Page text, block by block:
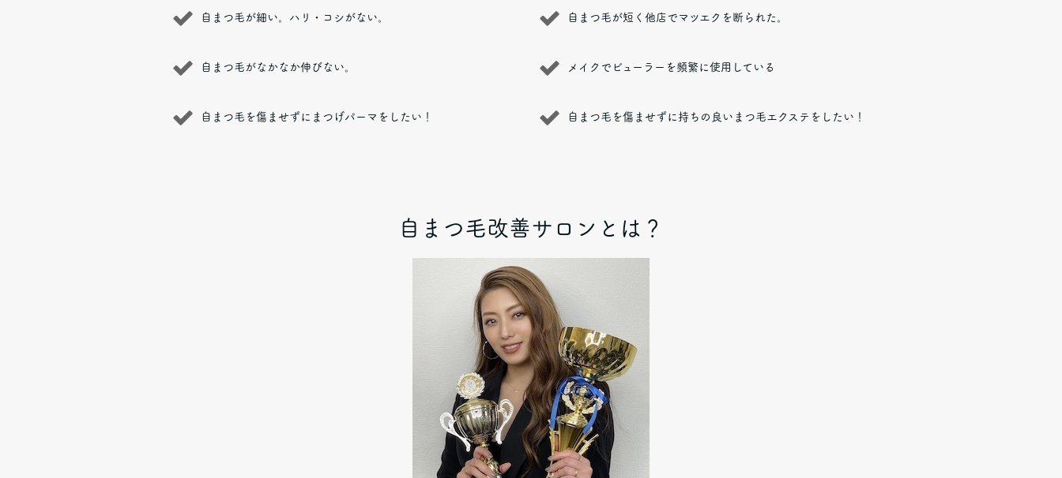
自まつ毛が細い。ハリ・コシがない。 自まつ毛が短く他店でマツエクを断られた。
自まつ毛がなかなか伸びない。 メイクでビューラーを頻繁に使用している
自まつ毛を傷ませずにまつげパーマをしたい！ 自まつ毛を傷ませずに持ちの良いまつ毛エクステをしたい！
自まつ毛改善サロンとは？